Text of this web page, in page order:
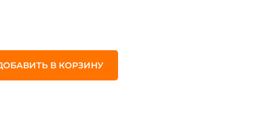
В КОРЗИНУ